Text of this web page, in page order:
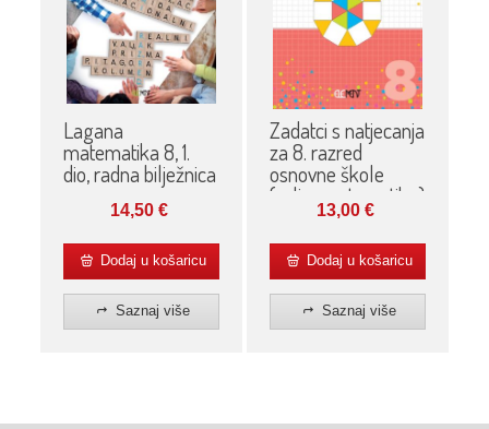
Lagana
matematika 8, 1.
dio, radna bilježnica
14,50€
Dodaj u košaricu
Saznaj više
Zadatci s natjecanja
za 8. razred
osnovne škole
(volim matematiku)
13,00€
Dodaj u košaricu
Saznaj više